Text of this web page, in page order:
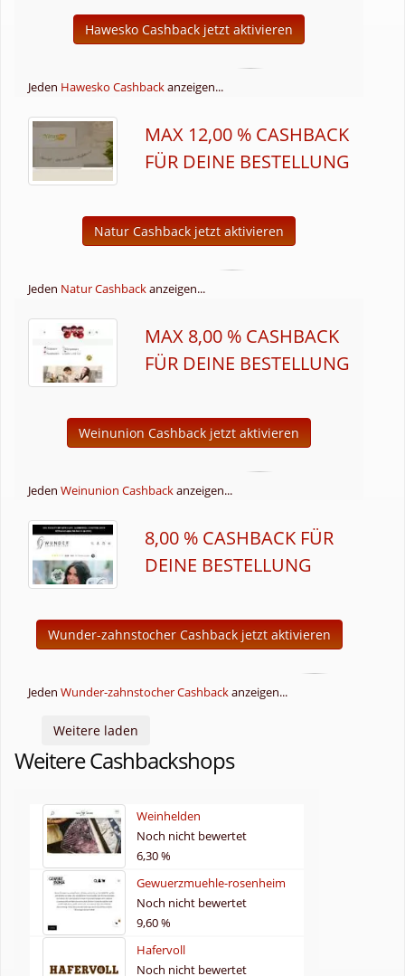
Hawesko Cashback jetzt aktivieren
Jeden Hawesko Cashbackanzeigen...
MAX 12,00 % CASHBACK
FÜR DEINE BESTELLUNG
Natur Cashback jetzt aktivieren
Jeden Natur Cashbackanzeigen...
MAX 8,00 % CASHBACK
FÜR DEINE BESTELLUNG
Weinunion Cashback jetzt aktivieren
Jeden Weinunion Cashbackanzeigen...
8,00 % CASHBACK FÜR
DEINE BESTELLUNG
Wunder-zahnstocher Cashback jetzt aktivieren
Jeden Wunder-zahnstocher Cashbackanzeigen...
Weitere laden
Weitere Cashbackshops
Weinhelden
Noch nicht bewertet
6,30 %
Gewuerzmuehle-rosenheim
Noch nicht bewertet
9,60 %
Hafervoll
Noch nicht bewertet